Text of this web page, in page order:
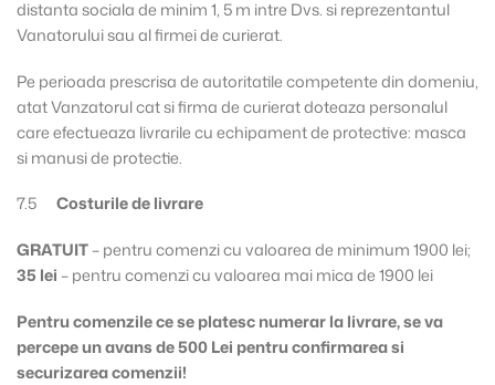
distanta sociala de minim 1, 5 m intre Dvs. si reprezentantul
Vanatorului sau al firmei de curierat.
Pe perioada prescrisa de autoritatile competente din domeniu,
atat Vanzatorul cat si firma de curierat doteaza personalul
care efectueaza livrarile cu echipament de protective: masca
si manusi de protectie.
7.5 Costurile de livrare
GRATUIT– pentru comenzi cu valoarea de minimum 1900 lei;
35 lei – pentru comenzi cu valoarea mai mica de 1900 lei
Pentru comenzile ce se platesc numerar la livrare, se va
percepe un avans de 500 Lei pentru confirmarea si
securizarea comenzii!